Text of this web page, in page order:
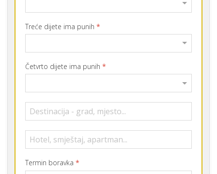
Treće dijete ima punih *
Četvrto dijete ima punih *
Termin boravka *